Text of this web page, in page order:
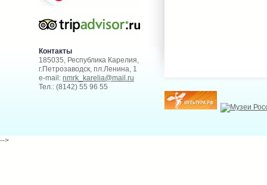
Контакты
185035, Республика Карелия,
г.Петрозаводск, пл.Ленина, 1
e-mail: nmrk_karelia@mail.ru
Тел.: (8142) 55 96 55
-->